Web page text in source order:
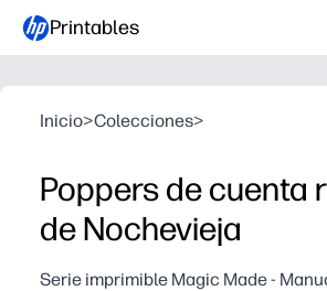
Printables
Inicio>Colecciones>
Poppers de cuenta
de Nochevieja
Serie imprimible Magic Made -